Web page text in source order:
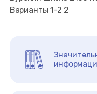
Варианты 1-2 2